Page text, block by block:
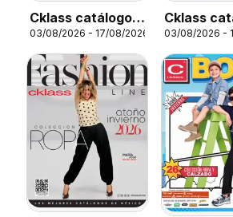
Cklass catálogo
Hot Fashion
Calzado
03/08/2026 - 17/08/2026
Cklass
Hot
03/08/2026 -